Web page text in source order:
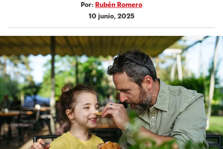
Por: Rubén Romero
10 junio, 2025